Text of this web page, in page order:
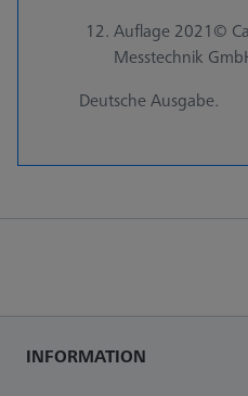
Auflage 2021©
Messtechnik
Deutsche Ausgabe.
INFORMATION